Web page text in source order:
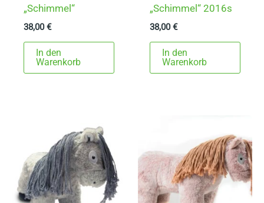
„Schimmel“
38,00€
In den
Warenkorb
„Schimmel“ 2016s
38,00€
In den
Warenkorb